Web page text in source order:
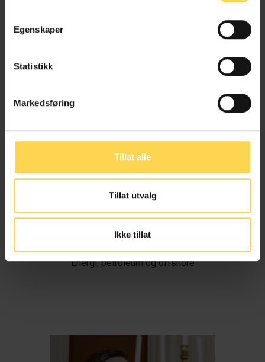
Egenskaper
Statistikk
Markedsføring
Tillat alle
Tillat utvalg
Ikke tillat
Energi, petroleum og offshore